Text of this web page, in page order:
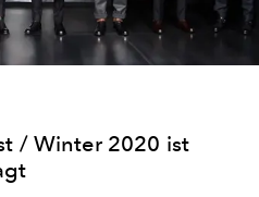
/ Winter 2020 ist